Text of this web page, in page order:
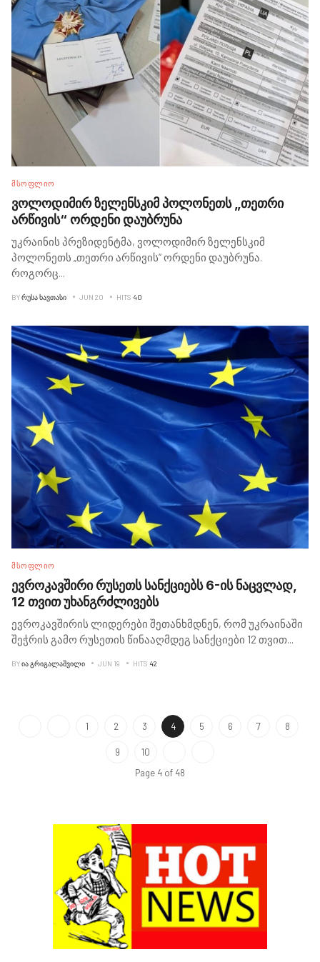
ᲛᲡᲝᲤᲚᲘᲝ
ვოლოდიმირ ზელენსკიმ პოლონეთს „თეთრი
არწივის“ ორდენი დაუბრუნა
უკრაინის პრეზიდენტმა, ვოლოდიმირ ზელენსკიმ
პოლონეთს „თეთრი არწივის“ ორდენი დაუბრუნა.
როგორც...
BYᲠᲣᲡᲐ ᲮᲐᲕᲗᲐᲡᲘ JUN 20 HITS 40
ᲛᲡᲝᲤᲚᲘᲝ
ევროკავშირი რუსეთს სანქციებს 6-ის ნაცვლად,
12 თვით უხანგრძლივებს
ევროკავშირის ლიდერები შეთანხმდნენ, რომ უკრაინაში
შეჭრის გამო რუსეთის წინააღმდეგ სანქციები 12 თვით...
BYᲘᲐ ᲒᲠᲘᲒᲐᲚᲐᲨᲕᲘᲚᲘ JUN 19 HITS 42
1 2 3 4 5 6 7 8
9
10
Page 4 of 48